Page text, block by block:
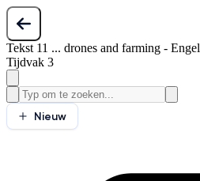
Tekst 11 ... drones and farming -
Tijdvak 3
Nieuw